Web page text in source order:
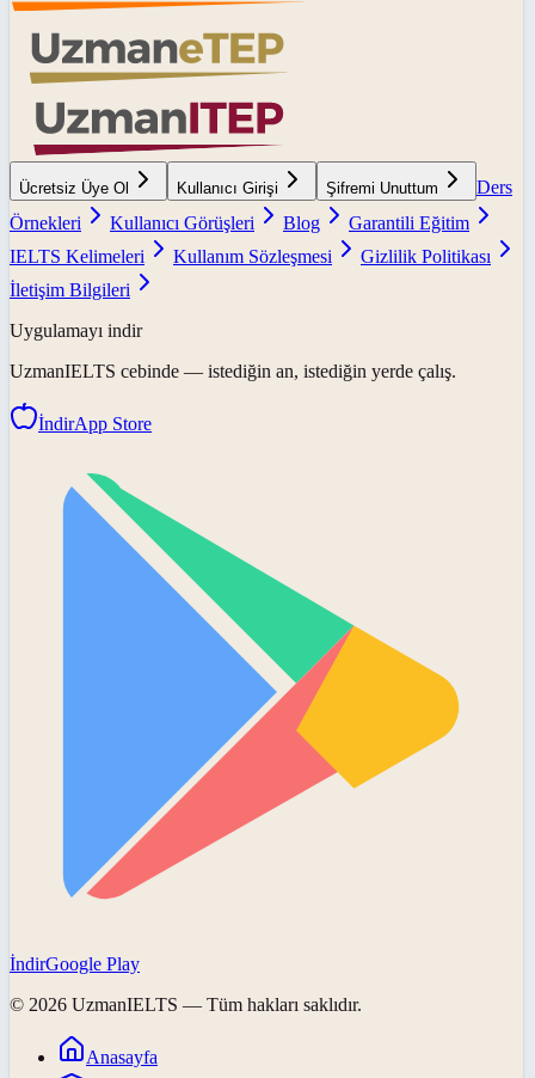
Ücretsiz Üye Ol Kullanıcı Girişi Şifremi Unuttum
Ders
Örnekleri
Kullanıcı Görüşleri Blog
Garantili Eğitim
IELTS Kelimeleri
Kullanım Sözleşmesi
Gizlilik Politikası
İletişim Bilgileri
Uygulamayı indir
UzmanIELTS cebinde — istediğin an, istediğin yerde çalış.
İndirApp Store
İndirGoogle Play
© 2026 UzmanIELTS — Tüm hakları saklıdır.
Anasayfa